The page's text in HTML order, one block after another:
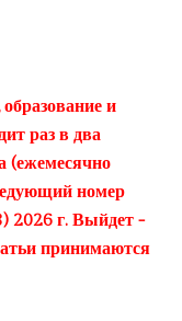
и
раз в два
(ежемесячно
номер
2026 г. Выйдет -
принимаются